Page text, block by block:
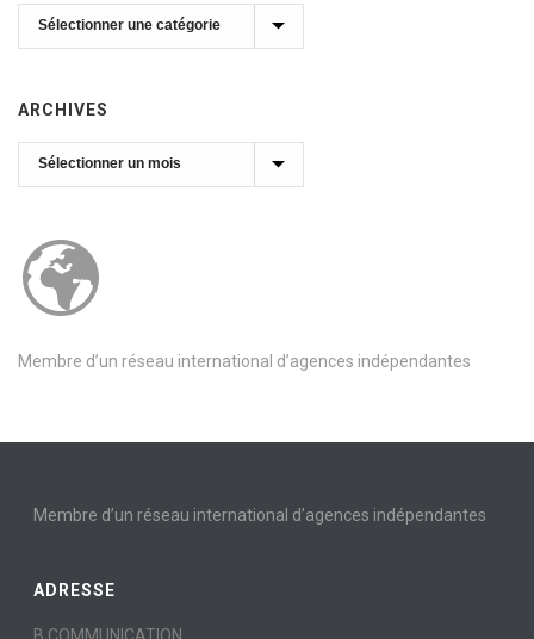
Catégories
ARCHIVES
Archives
Membre d’un réseau international d’agences indépendantes
Membre d’un réseau international d’agences indépendantes
ADRESSE